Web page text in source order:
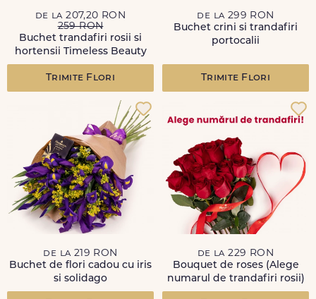
de la 207,20 RON
259 RON
Buchet trandafiri rosii si
hortensii Timeless Beauty
Trimite Flori
de la 299 RON
Buchet crini si trandafiri
portocalii
Trimite Flori
de la 219 RON
Buchet de flori cadou cu iris
si solidago
de la 229 RON
Bouquet de roses (Alege
numarul de trandafiri rosii)